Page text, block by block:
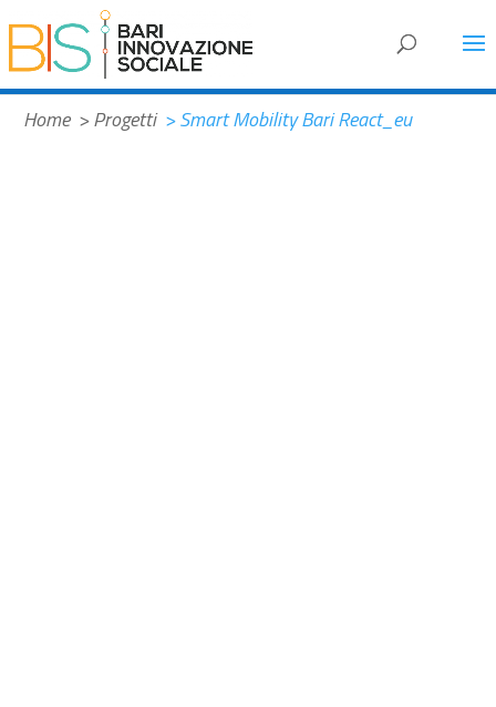
Home > Progetti > Smart Mobility Bari React_eu